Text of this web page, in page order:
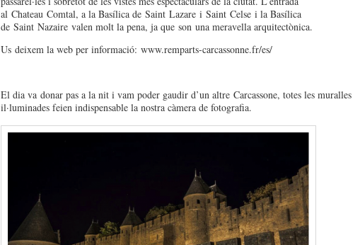
al ChateauComtal, a la Basílica de Saint Lazarei Saint Celsei la Basílica
de Saint Nazairevalen molt la pena, ja que sonuna meravella arquitectònica.
Us deixem la web per informació: www.remparts-carcassonne.fr/es/
El dia vadonar pas a la nit i vam poder gaudir d’un altre Carcassone, totes les muralles
il·luminades feien indispensable la nostra càmera de fotografia.